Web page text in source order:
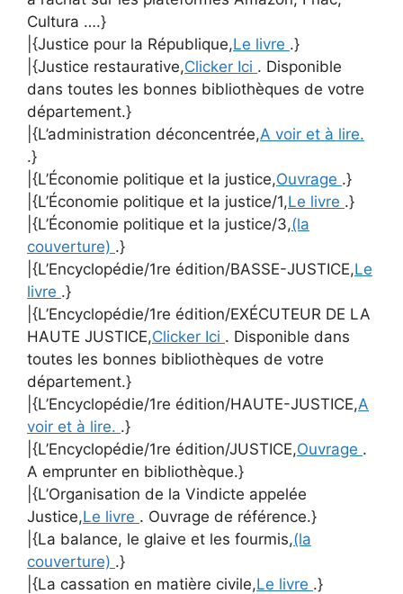
Cultura ….}
|{Justice pour la République,Le livre .}
|{Justice restaurative,Clicker Ici . Disponible
dans toutes les bonnes bibliothèques de votre
département.}
|{L’administration déconcentrée,A voir et à lire.
.}
|{L’Économie politique et la justice,Ouvrage .}
|{L’Économie politique et la justice/1,Le livre .}
|{L’Économie politique et la justice/3,(la
couverture) .}
|{L’Encyclopédie/1re édition/BASSE-JUSTICE,Le
livre .}
|{L’Encyclopédie/1re édition/EXÉCUTEUR DE LA
HAUTE JUSTICE,Clicker Ici . Disponible dans
toutes les bonnes bibliothèques de votre
département.}
|{L’Encyclopédie/1re édition/HAUTE-JUSTICE,A
voir et à lire. .}
|{L’Encyclopédie/1re édition/JUSTICE,Ouvrage .
A emprunter en bibliothèque.}
|{L’Organisation de la Vindicte appelée
Justice,Le livre . Ouvrage de référence.}
|{La balance, le glaive et les fourmis,(la
couverture) .}
|{La cassation en matière civile,Le livre .}